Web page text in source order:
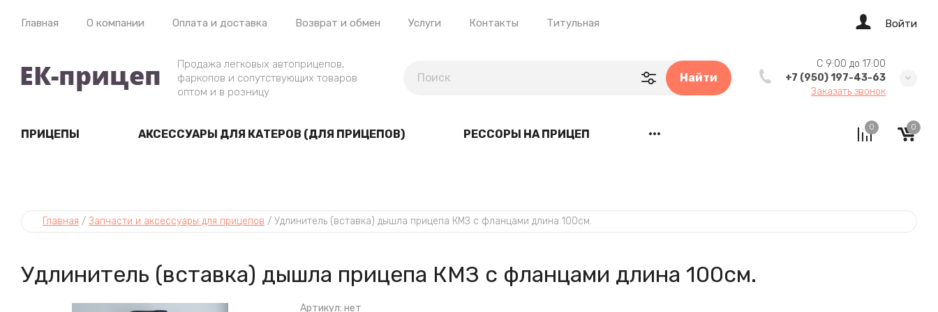
Главная О компании Оплата и доставка Возврат и обмен Услуги Контакты Титульная Войти
Продажа легковых автоприцепов,
фаркопов и сопутствующих товаров
оптом и в розницу
Найти
C 9:00 до 17:00
+7 (950) 197-43-63
Заказать звонок
ПРИЦЕПЫ АКСЕССУАРЫ ДЛЯ КАТЕРОВ (ДЛЯ ПРИЦЕПОВ) РЕССОРЫ НА ПРИЦЕП •••
0 0
Tea
Главная / Запчасти и аксессуары для прицепов / Удлинитель (вставка) дышла прицепа КМЗ с фланцами длина 100см.
Удлинитель (вставка) дышла прицепа КМЗ с фланцами длина 100см.
Артикул: нет